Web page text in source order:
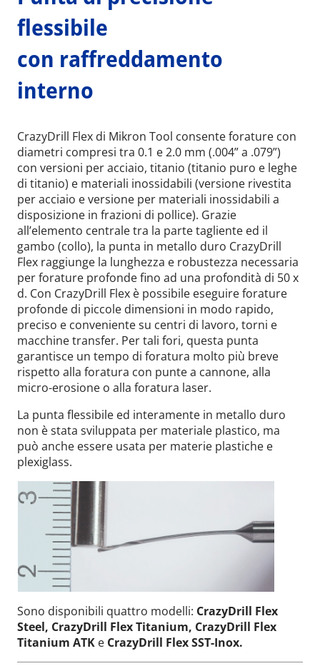
flessibile
con raffreddamento
interno
CrazyDrill Flex di Mikron Tool consente forature con
diametri compresi tra 0.1 e 2.0 mm (.004” a .079”)
con versioni per acciaio, titanio (titanio puro e leghe
di titanio) e materiali inossidabili (versione rivestita
per acciaio e versione per materiali inossidabili a
disposizione in frazioni di pollice). Grazie
all’elemento centrale tra la parte tagliente ed il
gambo (collo), la punta in metallo duro CrazyDrill
Flex raggiunge la lunghezza e robustezza necessaria
per forature profonde fino ad una profondità di 50 x
d. Con CrazyDrill Flex è possibile eseguire forature
profonde di piccole dimensioni in modo rapido,
preciso e conveniente su centri di lavoro, torni e
macchine transfer. Per tali fori, questa punta
garantisce un tempo di foratura molto più breve
rispetto alla foratura con punte a cannone, alla
micro-erosione o alla foratura laser.
La punta flessibile ed interamente in metallo duro
non è stata sviluppata per materiale plastico, ma
può anche essere usata per materie plastiche e
plexiglass.
Sono disponibili quattro modelli: CrazyDrill Flex
Steel, CrazyDrill Flex Titanium, CrazyDrill Flex
Titanium ATK e CrazyDrill Flex SST-Inox.